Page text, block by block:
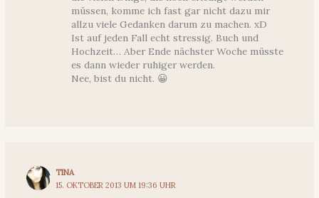
müssen, komme ich fast gar nicht dazu mir
allzu viele Gedanken darum zu machen. xD
Ist auf jeden Fall echt stressig. Buch und
Hochzeit… Aber Ende nächster Woche müsste
es dann wieder ruhiger werden.
Nee, bist du nicht. 😀
TINA
15. OKTOBER 2013 UM 19:36 UHR